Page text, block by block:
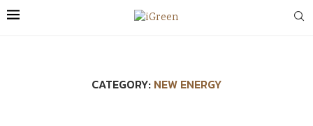
CATEGORY: NEW ENERGY